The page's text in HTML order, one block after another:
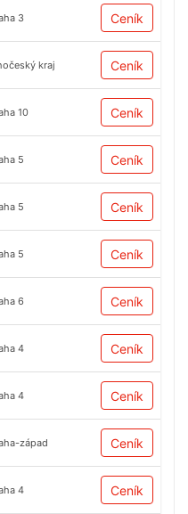
3 Ceník
kraj Ceník
10 Ceník
5 Ceník
5 Ceník
5 Ceník
6 Ceník
4 Ceník
4 Ceník
západ Ceník
4 Ceník